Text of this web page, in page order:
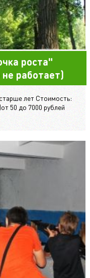
роста"
работает)
лет Стоимость:
50 до 7000 рублей